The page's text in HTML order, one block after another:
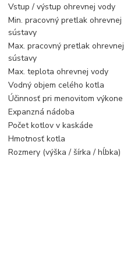
Vstup / výstup ohrevnej vody
Min. pracovný pretlak ohrevnej
sústavy
Max. pracovný pretlak ohrevnej
sústavy
Max. teplota ohrevnej vody
Vodný objem celého kotla
Účinnosť pri menovitom výkone
Expanzná nádoba
Počet kotlov v kaskáde
Hmotnosť kotla
Rozmery (výška / šírka / hĺbka)